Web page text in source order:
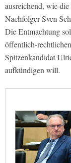
ausreichend, wie
Nachfolger Sven
Die Entmachtung
öffentlich-
Spitzenkandidat
aufkündigen will.